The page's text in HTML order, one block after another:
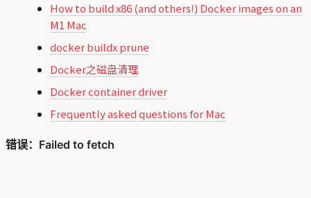
How to build x86 (and others!) Docker images on an
M1 Mac
docker buildx prune
Docker之磁盘清理
Docker container driver
Frequently asked questions for Mac